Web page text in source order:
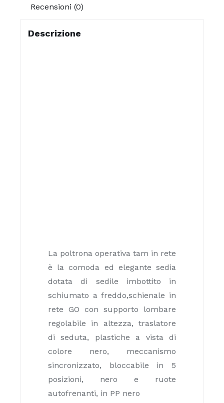
Recensioni (0)
Descrizione
La poltrona operativa tam in rete
è la comoda ed elegante sedia
dotata di sedile imbottito in
schiumato a freddo,schienale in
rete GO con supporto lombare
regolabile in altezza, traslatore
di seduta, plastiche a vista di
colore nero, meccanismo
sincronizzato, bloccabile in 5
posizioni, nero e ruote
autofrenanti, in PP nero